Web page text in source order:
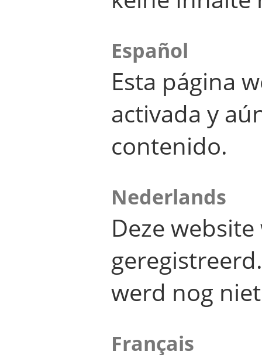
Español
Esta página
activada y
contenido.
Nederlands
Deze
werd nog
Français